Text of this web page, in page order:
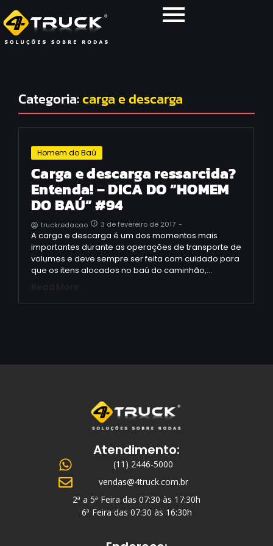
Categoria:carga e descarga
Homem do Baú
Carga e descarga ressarcida?
Entenda! – DICA DO “HOMEM
DO BAÚ” #94
truckredacao 3 de fevereiro de 2017 -
A carga e descarga é um dos momentos mais
importantes durante as operações de transporte de
volumes e deve sempre ser feita com cuidado para
que os itens alocados no baú do caminhão,…
Atendimento:
(11) 2446-5000
vendas@4truck.com.br
2ª a 5ª Feira das 07:30 às 17:30h
6ª Feira das 07:30 às 16:30h